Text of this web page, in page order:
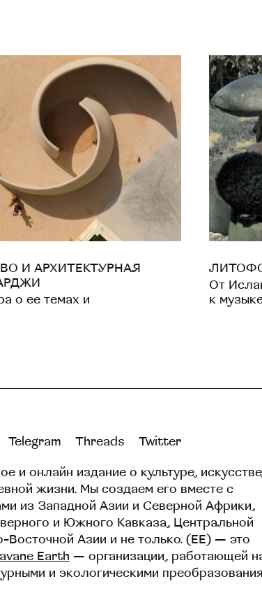
И АРХИТЕКТУРНАЯ
о ее темах и
От
к
Telegram Threads Twitter
и онлайн издание о культуре,
жизни. Мы создаем его вместе с
из Западной Азии и Северной Африки,
и Южного Кавказа, Центральной
Азии и не только. (EE) — это
Earth — организации, работающей
и экологическими